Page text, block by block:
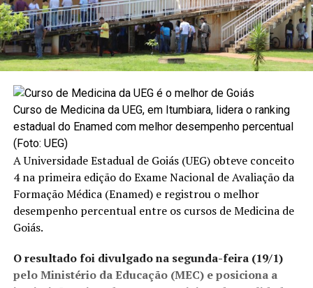
Curso de Medicina da UEG, em Itumbiara, lidera o ranking
estadual do Enamed com melhor desempenho percentual
(Foto: UEG)
A Universidade Estadual de Goiás (UEG) obteve conceito
4 na primeira edição do Exame Nacional de Avaliação da
Formação Médica (Enamed) e registrou o melhor
desempenho percentual entre os cursos de Medicina de
Goiás.
O resultado foi divulgado na segunda-feira (19/1)
pelo Ministério da Educação (MEC) e posiciona a